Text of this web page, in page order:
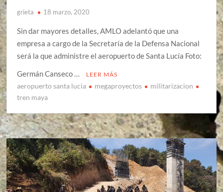
grieta 18 marzo, 2020
Sin dar mayores detalles, AMLO adelantó que una
empresa a cargo de la Secretaría de la Defensa Nacional
será la que administre el aeropuerto de Santa Lucía Foto:
Germán Canseco …
LEER MÁS
aeropuerto santa lucia megaproyectos
militarizacion
tren maya